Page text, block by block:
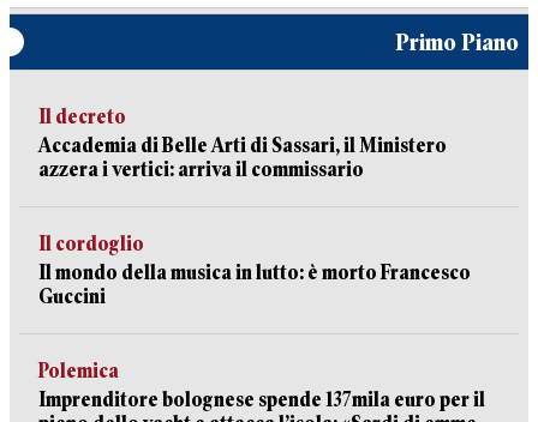
Primo Piano
Il decreto
Accademia di Belle Arti di Sassari, il Ministero
azzera i vertici: arriva il commissario
Il cordoglio
Il mondo della musica in lutto: è morto Francesco
Guccini
Polemica
Imprenditore bolognese spende 137mila euro per il